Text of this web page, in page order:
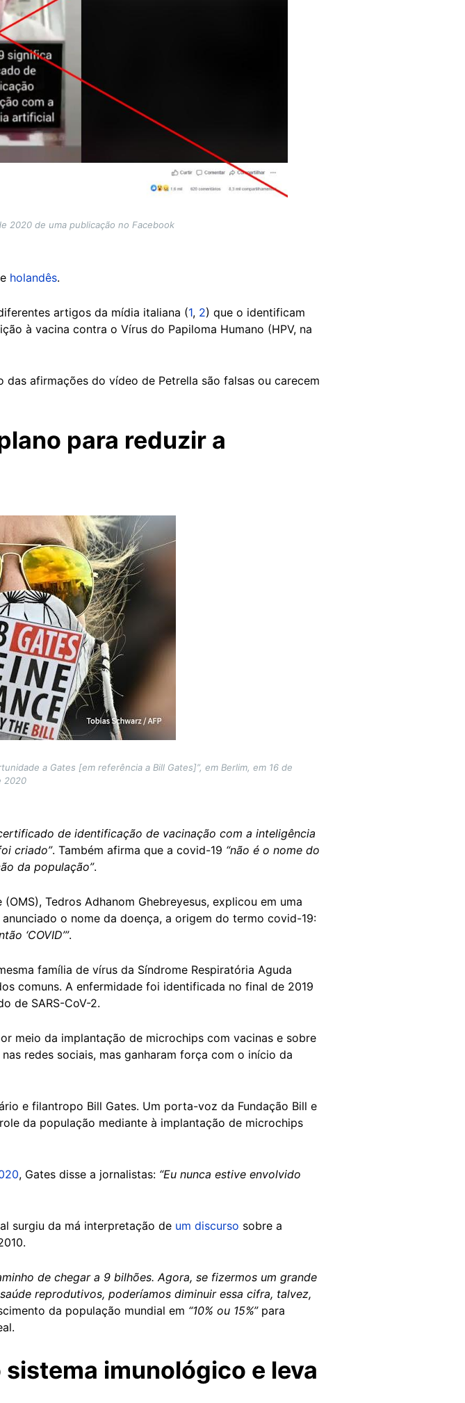
2020 de uma publicação no Facebook
e holandês.
artigos da mídia italiana (1, 2) que o identificam
à vacina contra o Vírus do Papiloma Humano (HPV, na
afirmações do vídeo de Petrella são falsas ou carecem
para reduzir a
a Gates [em referência a Bill Gates]”, em Berlim, em 16 de
2020
de identificação de vacinação com a inteligência
criado”. Também afirma que a covid-19 “não é o nome do
da população”.
Tedros Adhanom Ghebreyesus, explicou em uma
o nome da doença, a origem do termo covid-19:
‘COVID’”.
família de vírus da Síndrome Respiratória Aguda
comuns. A enfermidade foi identificada no final de 2019
de SARS-CoV-2.
meio da implantação de microchips com vacinas e sobre
redes sociais, mas ganharam força com o início da
e filantropo Bill Gates. Um porta-voz da Fundação Bill e
da população mediante à implantação de microchips
, Gates disse a jornalistas: “Eu nunca estive envolvido
surgiu da má interpretação de um discurso sobre a
de chegar a 9 bilhões. Agora, se fizermos um grande
reprodutivos, poderíamos diminuir essa cifra, talvez,
da população mundial em “10% ou 15%”para
imunológico e leva